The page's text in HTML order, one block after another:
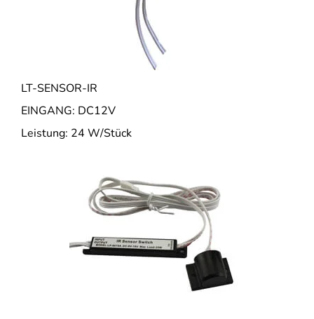
LT-SENSOR-IR
EINGANG: DC12V
Leistung: 24 W/Stück